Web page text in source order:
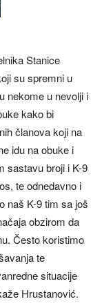
Stanice
su spremni u
nekome u nevolji i
kako bi
članova koji na
idu na obuke i
sastavu broji i K-9
te odnedavno i
naš K-9 tim sa još
obzirom da
Često koristimo
te
situacije
Hrustanović.